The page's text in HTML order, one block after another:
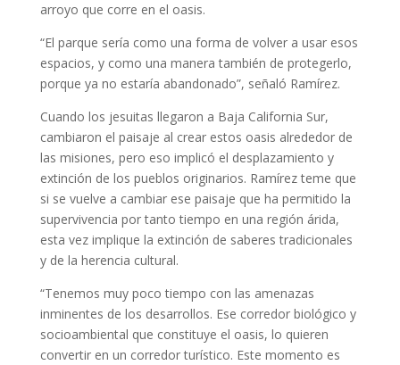
arroyo que corre en el oasis.
“El parque sería como una forma de volver a usar esos
espacios, y como una manera también de protegerlo,
porque ya no estaría abandonado”, señaló Ramírez.
Cuando los jesuitas llegaron a Baja California Sur,
cambiaron el paisaje al crear estos oasis alrededor de
las misiones, pero eso implicó el desplazamiento y
extinción de los pueblos originarios. Ramírez teme que
si se vuelve a cambiar ese paisaje que ha permitido la
supervivencia por tanto tiempo en una región árida,
esta vez implique la extinción de saberes tradicionales
y de la herencia cultural.
“Tenemos muy poco tiempo con las amenazas
inminentes de los desarrollos. Ese corredor biológico y
socioambiental que constituye el oasis, lo quieren
convertir en un corredor turístico. Este momento es